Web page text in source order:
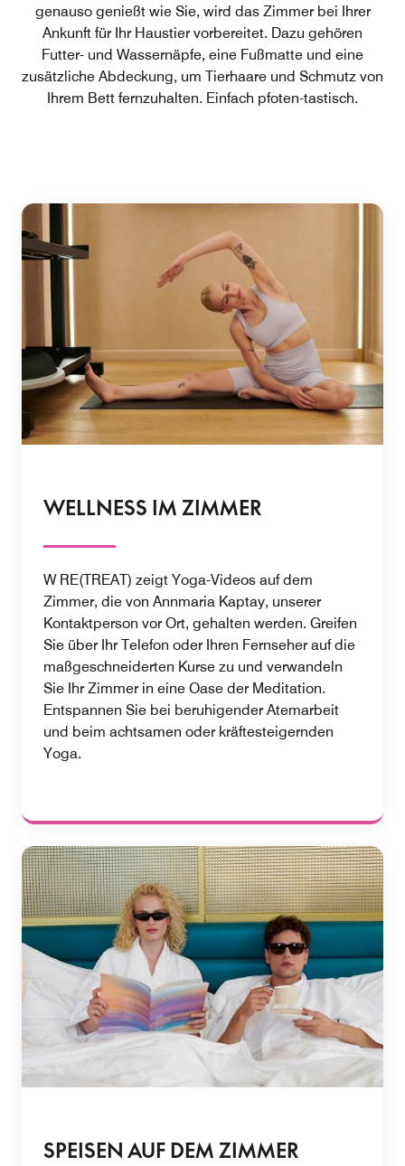
genauso genießt wie Sie, wird das Zimmer bei Ihrer
Ankunft für Ihr Haustier vorbereitet. Dazu gehören
Futter- und Wassernäpfe, eine Fußmatte und eine
zusätzliche Abdeckung, um Tierhaare und Schmutz von
Ihrem Bett fernzuhalten. Einfach pfoten-tastisch.
WELLNESS IM ZIMMER
W RE(TREAT) zeigt Yoga-Videos auf dem
Zimmer, die von Annmaria Kaptay, unserer
Kontaktperson vor Ort, gehalten werden. Greifen
Sie über Ihr Telefon oder Ihren Fernseher auf die
maßgeschneiderten Kurse zu und verwandeln
Sie Ihr Zimmer in eine Oase der Meditation.
Entspannen Sie bei beruhigender Atemarbeit
und beim achtsamen oder kräftesteigernden
Yoga.
SPEISEN AUF DEM ZIMMER